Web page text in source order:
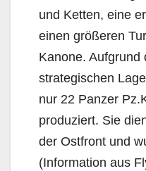
und Ketten, eine
einen größeren
Kanone. Aufgrund
strategischen
nur 22 Panzer
produziert. Sie
der Ostfront und
(Information aus